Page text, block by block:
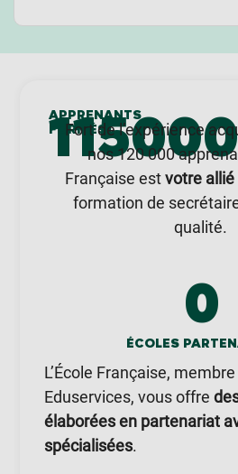
115000
APPRENANTS
FORMÉS
Fort de l’expérience
nos 120 000
Française estvotre allié
formation de
qualité.
0
ÉCOLES
L’École Française,
Eduservices, vous offre
élaborées en partenariat
spécialisées.